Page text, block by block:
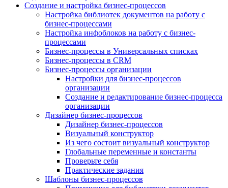
Создание и настройка бизнес-процессов
Настройка библиотек документов на работу с
бизнес-процессами
Настройка инфоблоков на работу с бизнес-
процессами
Бизнес-процессы в Универсальных списках
Бизнес-процессы в CRM
Бизнес-процессы организации
Настройки для бизнес-процессов
организации
Создание и редактирование бизнес-процесса
организации
Дизайнер бизнес-процессов
Дизайнер бизнес-процессов
Визуальный конструктор
Из чего состоит визуальный конструктор
Глобальные переменные и константы
Проверьте себя
Практические задания
Шаблоны бизнес-процессов